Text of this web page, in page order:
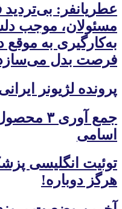
عطریانفر:
مسئولان، موجب
به‌کارگیری به موقع
فرصت بدل
پرونده لژیونر
جمع
اسامی
توئیت انگلیسی
هرگز دوباره!